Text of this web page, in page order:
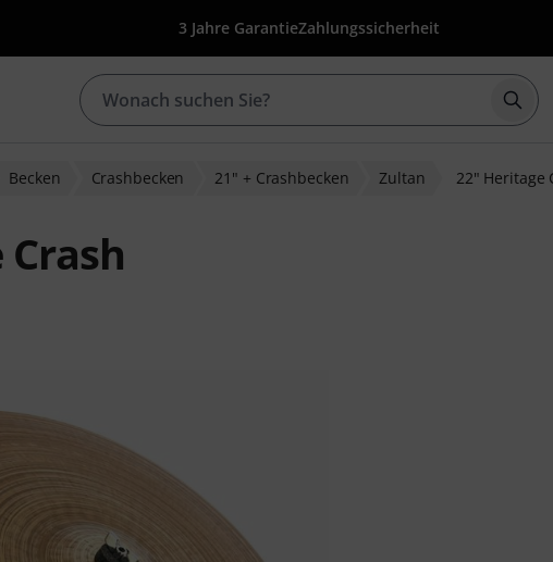
3 Jahre GarantieZahlungssicherheit
Becken Crashbecken 21" + Crashbecken Zultan 22" Heritage